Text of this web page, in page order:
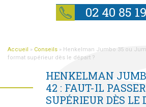
02 40 85
Accueil » Conseils » Henkelman Jumbo 35 ou
format supérieur dès le départ ?
HENKELMAN
42 : FAUT-IL
SUPÉRIEUR DÈS LE